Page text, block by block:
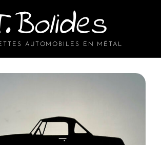
AUTOMOBILES EN MÉTAL